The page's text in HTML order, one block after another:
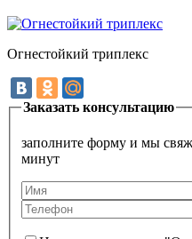
Огнестойкий триплекс
Заказать консультацию
заполните форму и мы
минут